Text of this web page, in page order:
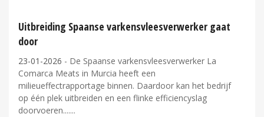
Uitbreiding Spaanse varkensvleesverwerker gaat
door
23-01-2026 - De Spaanse varkensvleesverwerker La
Comarca Meats in Murcia heeft een
milieueffectrapportage binnen. Daardoor kan het bedrijf
op één plek uitbreiden en een flinke efficiencyslag
doorvoeren....